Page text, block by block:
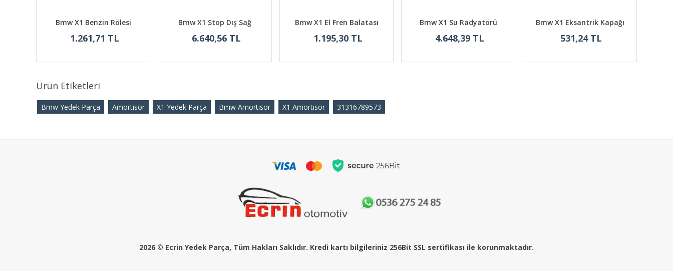
Bmw X1 Benzin Rölesi
1.261,71 TL
Bmw X1 Stop Dış Sağ
6.640,56 TL
Bmw X1 El Fren Balatası
1.195,30 TL
Bmw X1 Su Radyatörü
4.648,39 TL
Bmw X1 Eksantrik Kapağı
531,24 TL
Ürün Etiketleri
Bmw Yedek Parça Amortisör X1 Yedek Parça Bmw Amortisör X1 Amortisör 31316789573
2026 © Ecrin Yedek Parça, Tüm Hakları Saklıdır. Kredi kartı bilgileriniz 256Bit SSL sertifikası ile korunmaktadır.